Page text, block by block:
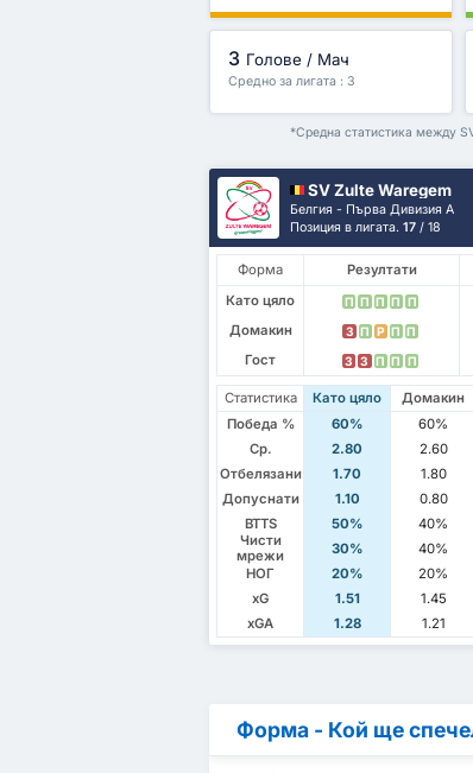
3 Голове / Мач
Средно за лигата : 3
*Средна статистика между
SV Zulte Waregem
Белгия - Първа Дивизия А
Позиция в лигата.17 / 18
Форма Резултати
Като цяло
П П П П П
Домакин
З П P П П
Гост
З З П П П
Статистика Като цяло Домакин
Победа %
60% 60%
Ср.
2.80 2.60
Отбелязани
1.70 1.80
Допуснати
1.10 0.80
BTTS
50% 40%
Чисти
мрежи
30% 40%
НОГ
20% 20%
xG
1.51 1.45
xGA
1.28 1.21
Форма - Кой ще